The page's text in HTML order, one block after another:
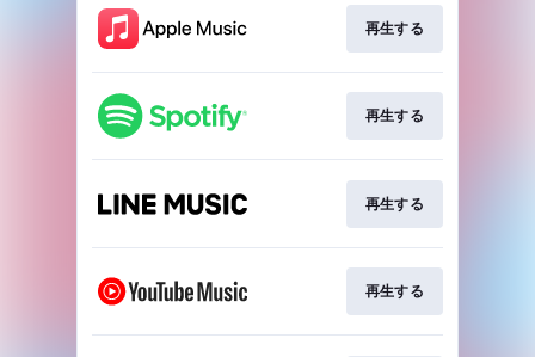
再生する
再生する
再生する
再生する